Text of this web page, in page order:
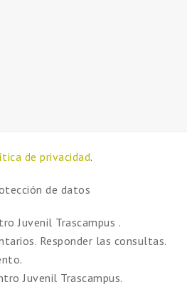
de privacidad.
de datos
Juvenil Trascampus .
Responder las consultas.
Juvenil Trascampus.